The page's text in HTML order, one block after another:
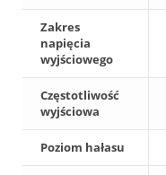
Zakres
napięcia
wyjściowego
Częstotliwość
wyjściowa
Poziom hałasu